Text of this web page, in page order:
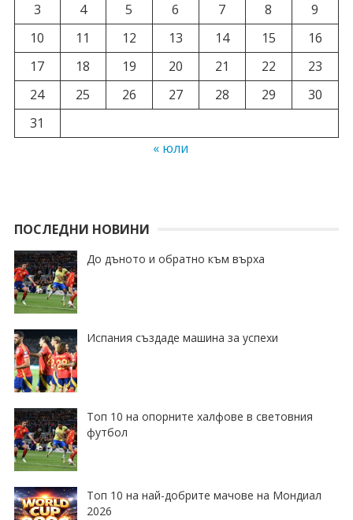
3
4 5 6 7 8
9
10
11 12 13 14 15
16
17
18 19 20 21 22
23
24
25 26 27 28 29
30
31
« юли
ПОСЛЕДНИ НОВИНИ
До дъното и обратно към върха
Испания създаде машина за успехи
Топ 10 на опорните халфове в световния
футбол
Топ 10 на най-добрите мачове на Мондиал
2026